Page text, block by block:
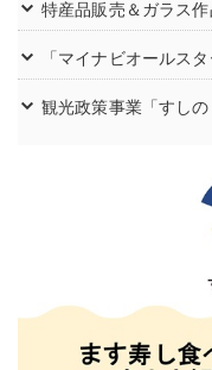
特産品販売＆ガラス
「マイナビオールス
観光政策事業「すしの